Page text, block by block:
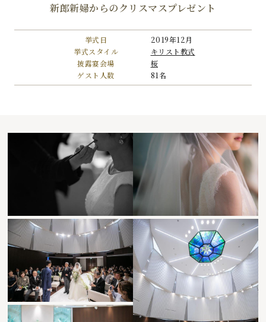
新郎新婦からのクリスマスプレゼント
挙式日
2019年12月
挙式スタイル
キリスト教式
披露宴会場
桜
ゲスト人数
81名